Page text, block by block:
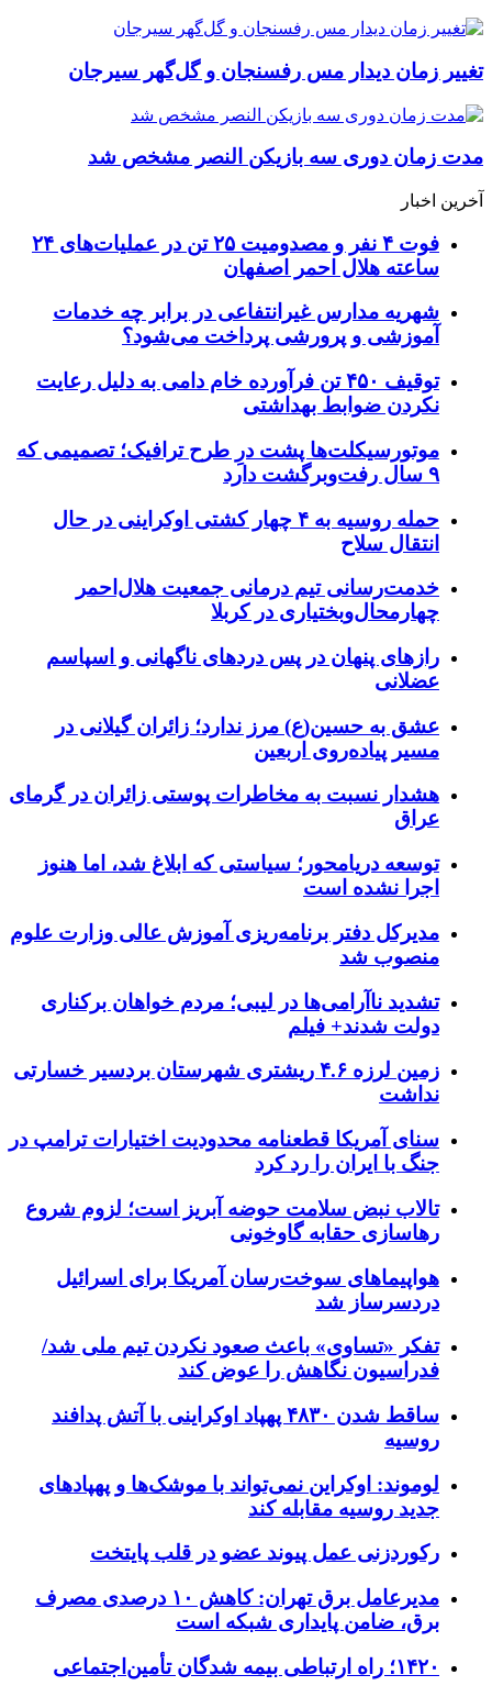
تغییر زمان دیدار مس رفسنجان و گل‌گهر سیرجان
مدت زمان دوری سه بازیکن النصر مشخص شد
آخرین اخبار
فوت ۴ نفر و مصدومیت ۲۵ تن در عملیات‌های ۲۴
ساعته هلال احمر اصفهان
شهریه مدارس غیرانتفاعی در برابر چه خدمات
آموزشی و پرورشی پرداخت می‌شود؟
توقیف ۴۵۰ تن فرآورده خام دامی به دلیل رعایت
نکردن ضوابط بهداشتی
موتورسیکلت‌ها پشت درِ طرح ترافیک؛ تصمیمی که
۹ سال رفت‌وبرگشت دارد
حمله روسیه به ۴ چهار کشتی اوکراینی در حال
انتقال سلاح
خدمت‌رسانی تیم درمانی جمعیت هلال‌احمر
چهارمحال‌وبختیاری در کربلا
رازهای پنهان در پس دردهای ناگهانی و اسپاسم
عضلانی
عشق به حسین(ع) مرز ندارد؛ زائران گیلانی در
مسیر پیاده‌روی اربعین
هشدار نسبت به مخاطرات پوستی زائران در گرمای
عراق
توسعه دریامحور؛ سیاستی که ابلاغ شد، اما هنوز
اجرا نشده است
مدیرکل دفتر برنامه‌ریزی آموزش عالی وزارت علوم
منصوب شد
تشدید ناآرامی‌ها در لیبی؛ مردم خواهان برکناری
دولت شدند+ فیلم
زمین لرزه ۴.۶ ریشتری شهرستان بردسیر خسارتی
نداشت
سنای آمریکا قطعنامه محدودیت اختیارات ترامپ در
جنگ با ایران را رد کرد
تالاب نبض سلامت حوضه آبریز است؛ لزوم شروع
رهاسازی حقابه گاوخونی
هواپیماهای سوخت‌رسان آمریکا برای اسرائیل
دردسرساز شد
تفکر «تساوی» باعث صعود نکردن تیم ملی شد/
فدراسیون نگاهش را عوض کند
ساقط شدن ۴۸۳۰ پهپاد اوکراینی با آتش پدافند
روسیه
لوموند: اوکراین نمی‌تواند با موشک‌ها و پهپادهای
جدید روسیه مقابله کند
رکوردزنی عمل پیوند عضو در قلب پایتخت
مدیرعامل برق تهران: کاهش ۱۰ درصدی مصرف
برق، ضامن پایداری شبکه است
۱۴۲۰؛ راه ارتباطی بیمه شدگان تأمین‌اجتماعی